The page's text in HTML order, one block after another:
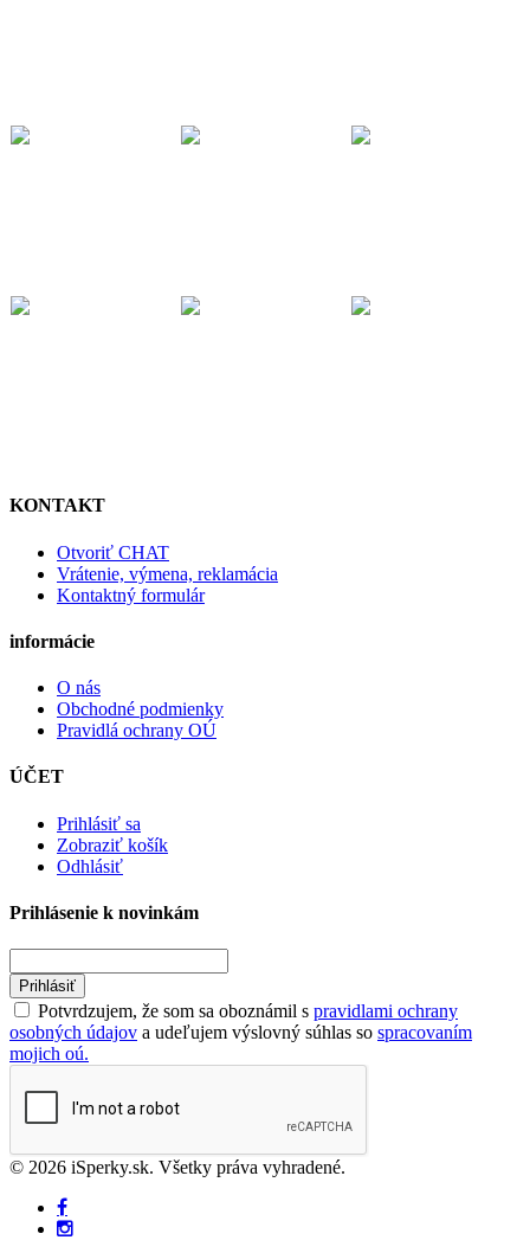
KONTAKT
Otvoriť CHAT
Vrátenie, výmena, reklamácia
Kontaktný formulár
informácie
O nás
Obchodné podmienky
Pravidlá ochrany OÚ
ÚČET
Prihlásiť sa
Zobraziť košík
Odhlásiť
Prihlásenie k novinkám
Prihlásiť
Potvrdzujem, že som sa oboznámil s pravidlami ochrany
osobných údajov a udeľujem výslovný súhlas so spracovaním
mojich oú.
© 2026 iSperky.sk. Všetky práva vyhradené.